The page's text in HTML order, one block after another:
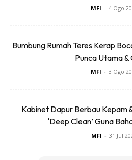
Kemudian, lapkan pada
MFI - 4 Ogo
Bumbung Rumah Teres Kerap
Punca Utama &
MFI - 3 Ogo
Kabinet Dapur Berbau Kepam
‘Deep Clean’ Guna
MFI - 31 Jul